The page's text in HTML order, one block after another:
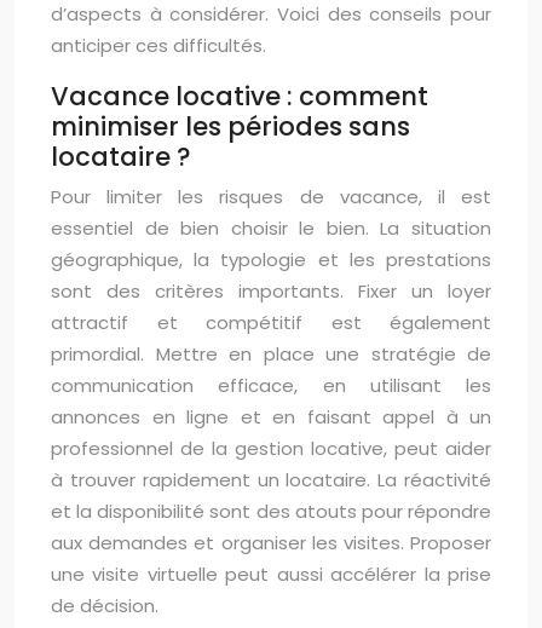
d’aspects à considérer. Voici des conseils pour
anticiper ces difficultés.
Vacance locative : comment
minimiser les périodes sans
locataire ?
Pour limiter les risques de vacance, il est
essentiel de bien choisir le bien. La situation
géographique, la typologie et les prestations
sont des critères importants. Fixer un loyer
attractif et compétitif est également
primordial. Mettre en place une stratégie de
communication efficace, en utilisant les
annonces en ligne et en faisant appel à un
professionnel de la gestion locative, peut aider
à trouver rapidement un locataire. La réactivité
et la disponibilité sont des atouts pour répondre
aux demandes et organiser les visites. Proposer
une visite virtuelle peut aussi accélérer la prise
de décision.